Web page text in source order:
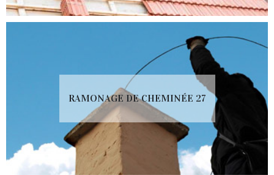
RAMONAGE DE CHEMINÉE 27